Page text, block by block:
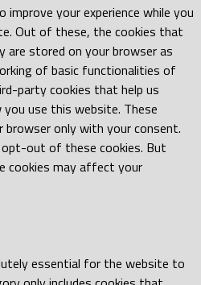
your experience while you
Out of these, the cookies that
are stored on your browser as
of basic functionalities of
party cookies that help us
use this website. These
browser only with your consent.
out of these cookies. But
cookies may affect your
essential for the website to